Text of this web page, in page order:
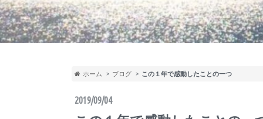
ホーム ブログ この１年で感動したことの一つ
2019/09/04